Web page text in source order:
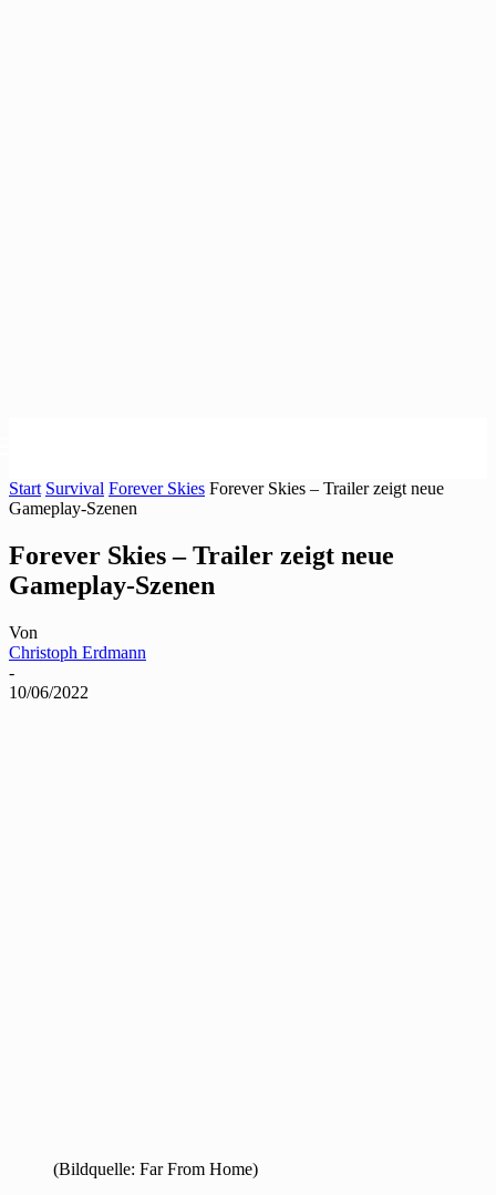
Start Survival Forever Skies Forever Skies – Trailer zeigt neue
Gameplay-Szenen
Forever Skies – Trailer zeigt neue
Gameplay-Szenen
Von
Christoph Erdmann
-
10/06/2022
(Bildquelle: Far From Home)